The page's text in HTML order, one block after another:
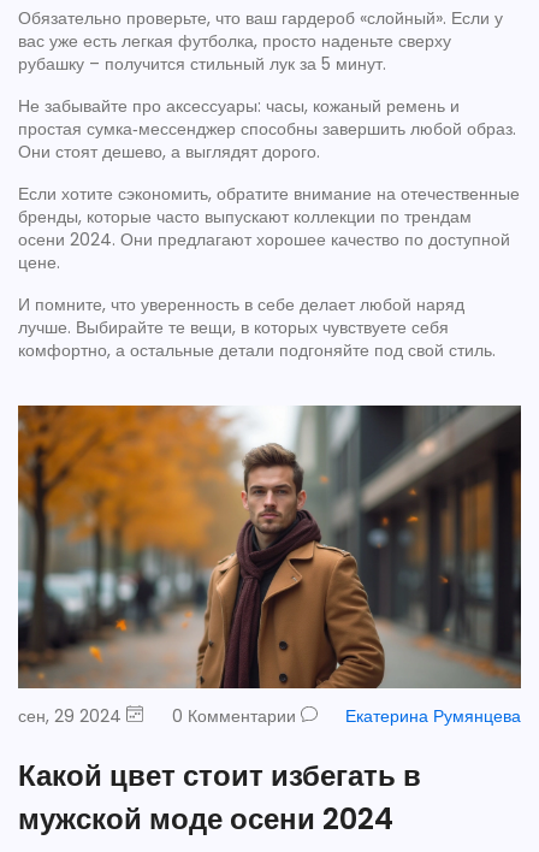
Обязательно проверьте, что ваш гардероб «слойный». Если у
вас уже есть легкая футболка, просто наденьте сверху
рубашку – получится стильный лук за 5 минут.
Не забывайте про аксессуары: часы, кожаный ремень и
простая сумка‑мессенджер способны завершить любой образ.
Они стоят дешево, а выглядят дорого.
Если хотите сэкономить, обратите внимание на отечественные
бренды, которые часто выпускают коллекции по трендам
осени 2024. Они предлагают хорошее качество по доступной
цене.
И помните, что уверенность в себе делает любой наряд
лучше. Выбирайте те вещи, в которых чувствуете себя
комфортно, а остальные детали подгоняйте под свой стиль.
сен, 29 2024 0 Комментарии Екатерина Румянцева
Какой цвет стоит избегать в
мужской моде осени 2024